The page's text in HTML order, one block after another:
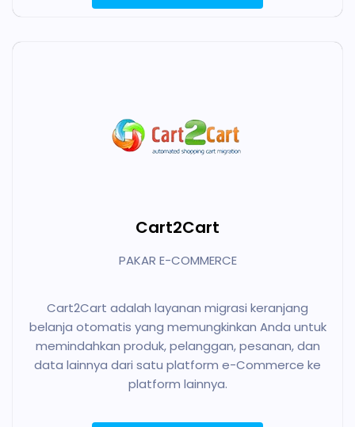
Cart2Cart
PAKAR E-COMMERCE
Cart2Cart adalah layanan migrasi keranjang
belanja otomatis yang memungkinkan Anda untuk
memindahkan produk, pelanggan, pesanan, dan
data lainnya dari satu platform e-Commerce ke
platform lainnya.